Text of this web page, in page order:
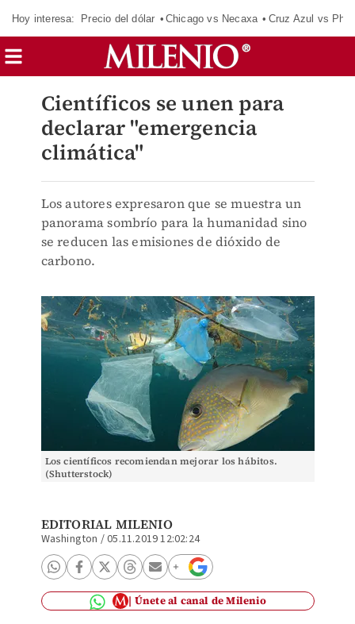
Hoy interesa: Precio del dólar Chicago vs Necaxa Cruz Azul vs
Científicos se unen para
declarar "emergencia
climática"
Los autores expresaron que se muestra un
panorama sombrío para la humanidad sino
se reducen las emisiones de dióxido de
carbono.
Los científicos recomiendan mejorar los hábitos.
(Shutterstock)
EDITORIAL MILENIO
Washington /05.11.2019 12:02:24
Únete al canal de Milenio